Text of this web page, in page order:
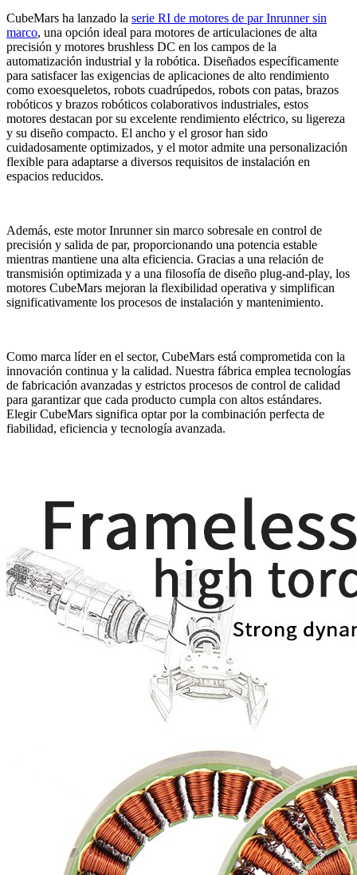
CubeMars ha lanzado la serie RI de motores de par Inrunner sin
marco, una opción ideal para motores de articulaciones de alta
precisión y motores brushless DC en los campos de la
automatización industrial y la robótica. Diseñados específicamente
para satisfacer las exigencias de aplicaciones de alto rendimiento
como exoesqueletos, robots cuadrúpedos, robots con patas, brazos
robóticos y brazos robóticos colaborativos industriales, estos
motores destacan por su excelente rendimiento eléctrico, su ligereza
y su diseño compacto. El ancho y el grosor han sido
cuidadosamente optimizados, y el motor admite una personalización
flexible para adaptarse a diversos requisitos de instalación en
espacios reducidos.
Además, este motor Inrunner sin marco sobresale en control de
precisión y salida de par, proporcionando una potencia estable
mientras mantiene una alta eficiencia. Gracias a una relación de
transmisión optimizada y a una filosofía de diseño plug-and-play, los
motores CubeMars mejoran la flexibilidad operativa y simplifican
significativamente los procesos de instalación y mantenimiento.
Como marca líder en el sector, CubeMars está comprometida con la
innovación continua y la calidad. Nuestra fábrica emplea tecnologías
de fabricación avanzadas y estrictos procesos de control de calidad
para garantizar que cada producto cumpla con altos estándares.
Elegir CubeMars significa optar por la combinación perfecta de
fiabilidad, eficiencia y tecnología avanzada.